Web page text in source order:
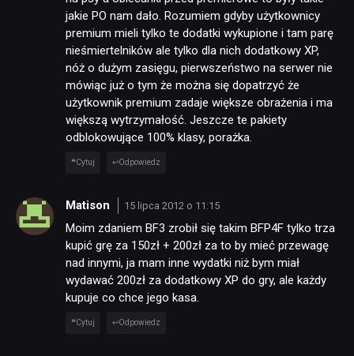
jakie PO nam dało. Rozumiem gdyby użytkownicy
premium mieli tylko te dodatki wykupione i tam parę
nieśmiertelników ale tylko dla nich dodatkowy XP,
nóż o dużym zasięgu, pierwszeństwo na serwer nie
mówiąc już o tym że można się dopatrzyć że
użytkownik premium zadaje większe obrażenia i ma
większą wytrzymałość. Jeszcze te pakiety
odblokowujące 100% klasy, porażka.
Cytuj Odpowiedz
Matison 15 lipca 2012 o 11:15
Moim zdaniem BF3 zrobił się takim BFP4F tylko trza
kupić grę za 150zł + 200zł za to by mieć przewagę
nad innymi, ja mam inne wydatki niż bym miał
wydawać 200zł za dodatkowy XP do gry, ale każdy
kupuje co chce jego kasa.
Cytuj Odpowiedz